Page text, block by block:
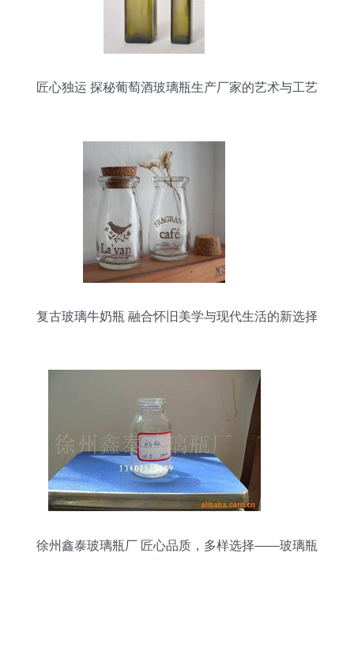
匠心独运 探秘葡萄酒玻璃瓶生产厂家的艺术与工艺
复古玻璃牛奶瓶 融合怀旧美学与现代生活的新选择
徐州鑫泰玻璃瓶厂 匠心品质，多样选择——玻璃瓶